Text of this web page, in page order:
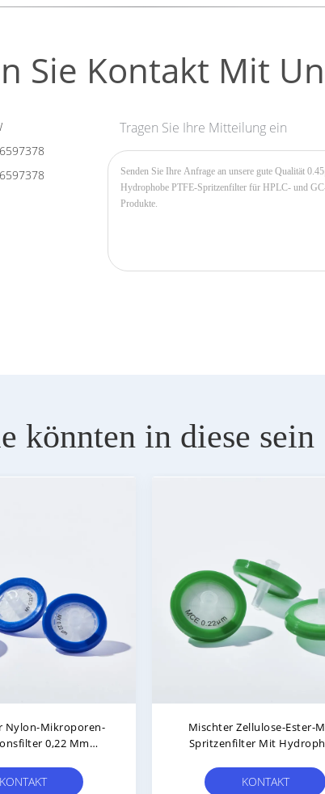
Sie Kontakt Mit
Tragen Sie Ihre Mitteilung ein
könnten in diese sein
PVDF-Spritzenfilter
Nicht Steril 100
KONTAKT
Sterile Hydrophile
Spritzenfilter 0,22 ΜM 33
KONTAKT